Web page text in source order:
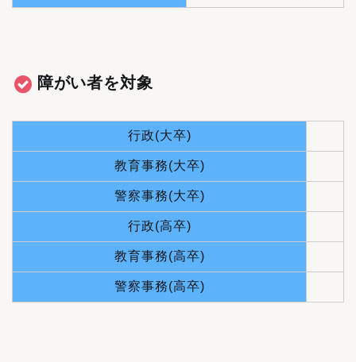
障がい者を対象
行政(大卒)
教育事務(大卒)
警察事務(大卒)
行政(高卒)
教育事務(高卒)
警察事務(高卒)